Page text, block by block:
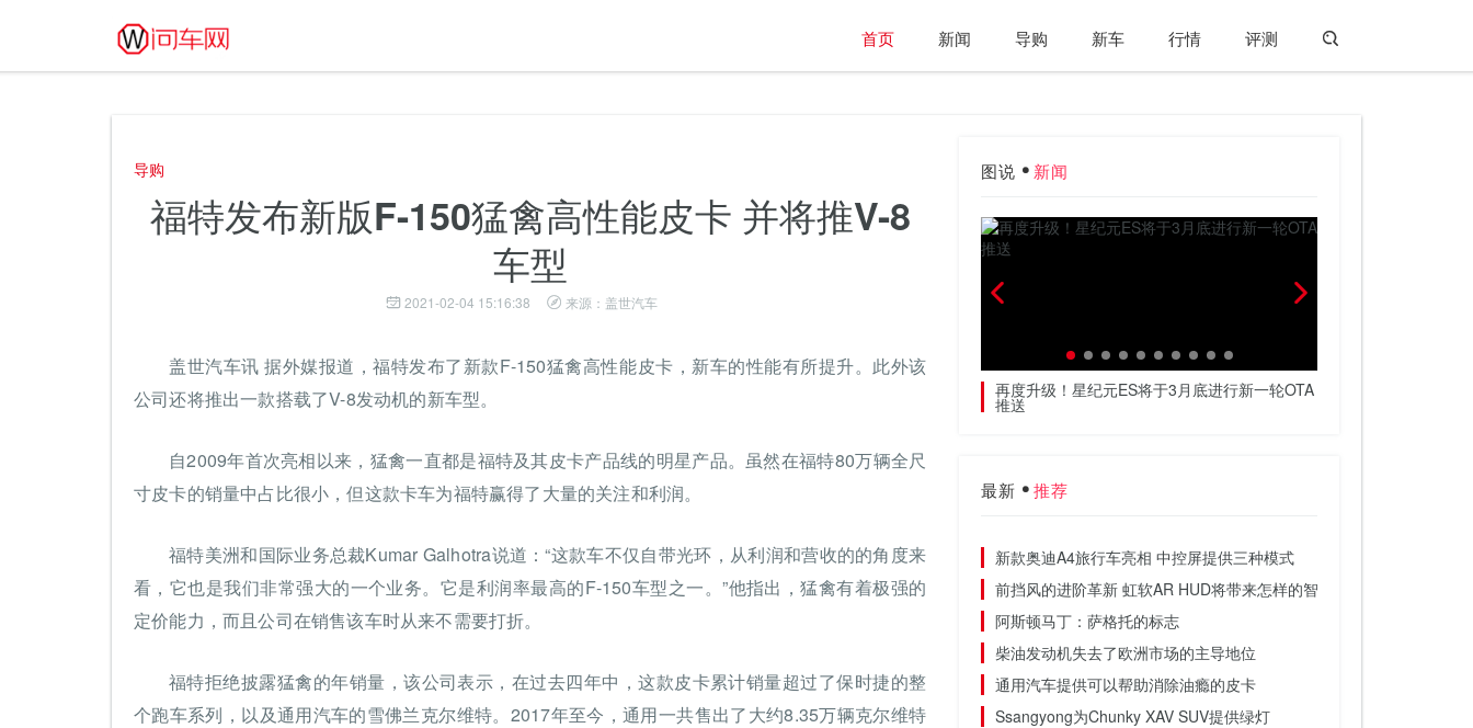
首页 新闻 导购 新车 行情 评测
导购
福特发布新版F-150猛禽高性能皮卡 并将推V-8
车型
2021-02-04 15:16:38 来源：盖世汽车
盖世汽车讯 据外媒报道，福特发布了新款F-150猛禽高性能皮卡，新车的性能有所提升。此外该
公司还将推出一款搭载了V-8发动机的新车型。
自2009年首次亮相以来，猛禽一直都是福特及其皮卡产品线的明星产品。虽然在福特80万辆全尺
寸皮卡的销量中占比很小，但这款卡车为福特赢得了大量的关注和利润。
福特美洲和国际业务总裁Kumar Galhotra说道：“这款车不仅自带光环，从利润和营收的的角度来
看，它也是我们非常强大的一个业务。它是利润率最高的F-150车型之一。”他指出，猛禽有着极强的
定价能力，而且公司在销售该车时从来不需要打折。
福特拒绝披露猛禽的年销量，该公司表示，在过去四年中，这款皮卡累计销量超过了保时捷的整
个跑车系列，以及通用汽车的雪佛兰克尔维特。2017年至今，通用一共售出了大约8.35万辆克尔维特
图说 新闻
再度升级！星纪元ES将于3月底进行新一轮OTA
推送
最新 推荐
新款奥迪A4旅行车亮相 中控屏提供三种模式
前挡风的进阶革新 虹软AR HUD将带来怎样的智能驾驶体验？
阿斯顿马丁：萨格托的标志
柴油发动机失去了欧洲市场的主导地位
通用汽车提供可以帮助消除油瘾的皮卡
Ssangyong为Chunky XAV SUV提供绿灯